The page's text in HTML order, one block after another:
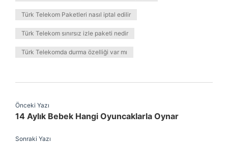
Türk Telekom Paketleri nasıl iptal edilir
Türk Telekom sınırsız izle paketi nedir
Türk Telekomda durma özelliği var mı
Önceki Yazı
14 Aylık Bebek Hangi Oyuncaklarla Oynar
Sonraki Yazı